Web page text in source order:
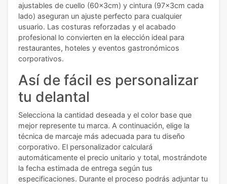
ajustables de cuello (60x3cm) y cintura (97x3cm cada
lado) aseguran un ajuste perfecto para cualquier
usuario. Las costuras reforzadas y el acabado
profesional lo convierten en la elección ideal para
restaurantes, hoteles y eventos gastronómicos
corporativos.
Así de fácil es personalizar
tu delantal
Selecciona la cantidad deseada y el color base que
mejor represente tu marca. A continuación, elige la
técnica de marcaje más adecuada para tu diseño
corporativo. El personalizador calculará
automáticamente el precio unitario y total, mostrándote
la fecha estimada de entrega según tus
especificaciones. Durante el proceso podrás adjuntar tu